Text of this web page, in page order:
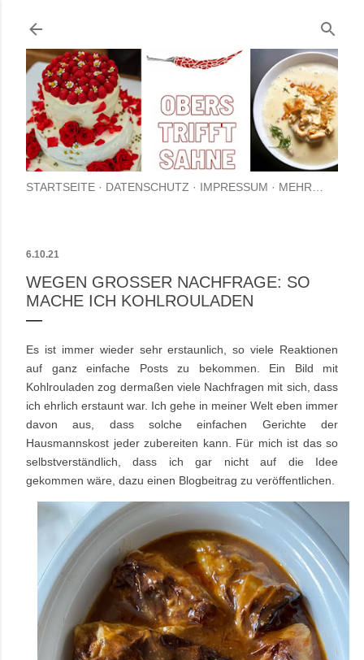
STARTSEITE DATENSCHUTZ IMPRESSUM MEHR…
6.10.21
WEGEN GROSSER NACHFRAGE: SO M
ACHE ICH KOHLROULADEN
Es ist immer wieder sehr erstaunlich, so viele Reaktionen
auf ganz einfache Posts zu bekommen. Ein Bild mit
Kohlrouladen zog dermaßen viele Nachfragen mit sich, dass
ich ehrlich erstaunt war. Ich gehe in meiner Welt eben immer
davon aus, dass solche einfachen Gerichte der
Hausmannskost jeder zubereiten kann. Für mich ist das so
selbstverständlich, dass ich gar nicht auf die Idee
gekommen wäre, dazu einen Blogbeitrag zu veröffentlichen.